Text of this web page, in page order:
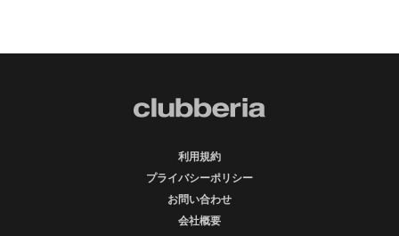
利用規約
プライバシーポリシー
お問い合わせ
会社概要